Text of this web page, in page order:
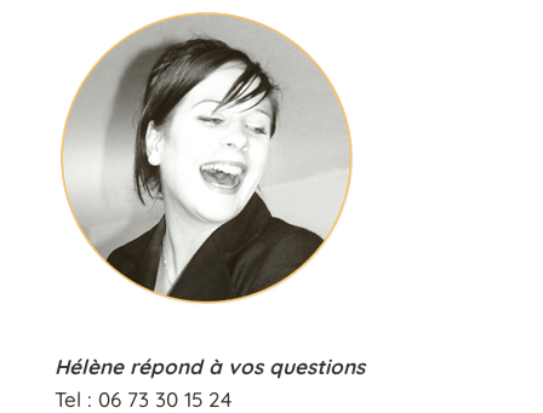
Hélène répond à vos questions
Tel : 06 73 30 15 24